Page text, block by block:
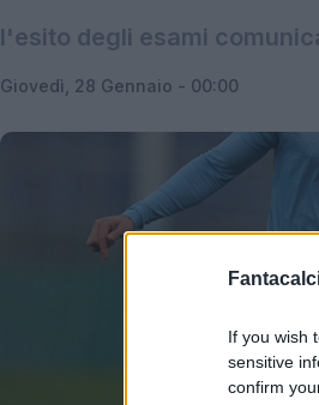
If you wish
sensitive
confirm
l'esito degli esami
Giovedì, 28 Gennaio - 00:00